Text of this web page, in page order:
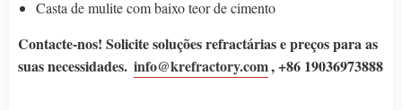
Casta de mulite com baixo teor de cimento
Contacte-nos! Solicite soluções refractárias e preços para as
suas necessidades. info@krefractory.com, +86 19036973888